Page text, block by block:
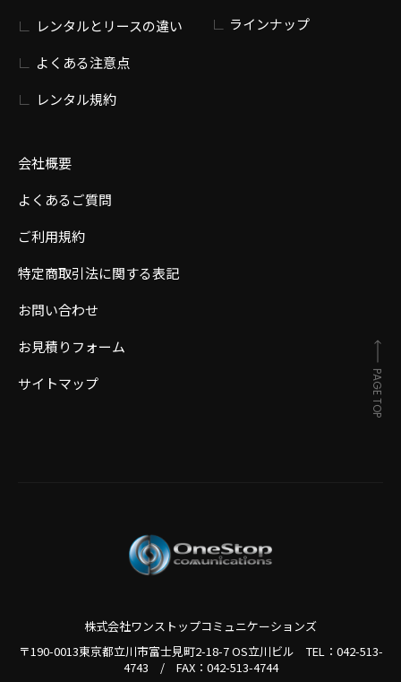
レンタルとリースの違い
よくある注意点
レンタル規約
会社概要
よくあるご質問
ご利用規約
特定商取引法に関する表記
お問い合わせ
お見積りフォーム
サイトマップ
ラインナップ
株式会社ワンストップコミュニケーションズ
〒190-0013東京都立川市富士見町2-18-7 OS立川ビル TEL： 042-513-
4743 / FAX：042-513-4744
PAGE TOP